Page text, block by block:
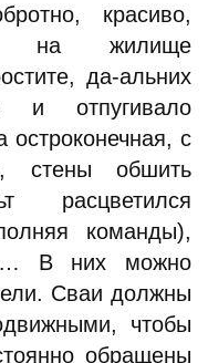
красиво,
на жилище
да-альних
и отпугивало
с
стены обшить
расцветился
команды),
В них можно
Сваи должны
чтобы
обращены